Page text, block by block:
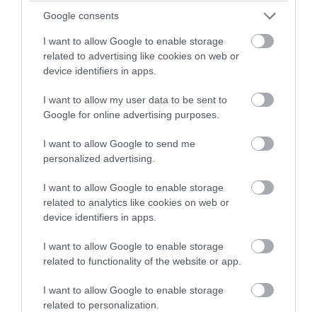
Google consents
I want to allow Google to enable storage
related to advertising like cookies on web or
device identifiers in apps.
I want to allow my user data to be sent to
Google for online advertising purposes.
I want to allow Google to send me
personalized advertising.
I want to allow Google to enable storage
related to analytics like cookies on web or
device identifiers in apps.
I want to allow Google to enable storage
related to functionality of the website or app.
I want to allow Google to enable storage
related to personalization.
07.08.2026 | 16:31
PRONEWS.GR /ΕΝΟΠΛΕΣ ΣΥΓΚΡΟΥΣΕΙΣ
TASS: Ρώσοι χάκερ αποκάλυψαν
εμπλοκή του ΝΑΤΟ σε ουκρανικά
πλήγματα σε στόχους στο ρωσικό
έδαφος!